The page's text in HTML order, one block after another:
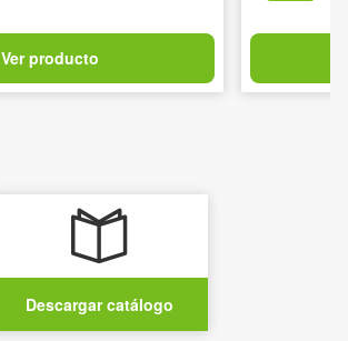
Ver producto
Descargar catálogo